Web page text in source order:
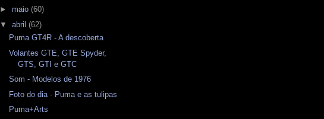
► maio (60)
▼ abril (62)
Puma GT4R - A descoberta
Volantes GTE, GTE Spyder,
GTS, GTI e GTC
Som - Modelos de 1976
Foto do dia - Puma e as tulipas
Puma+Arts